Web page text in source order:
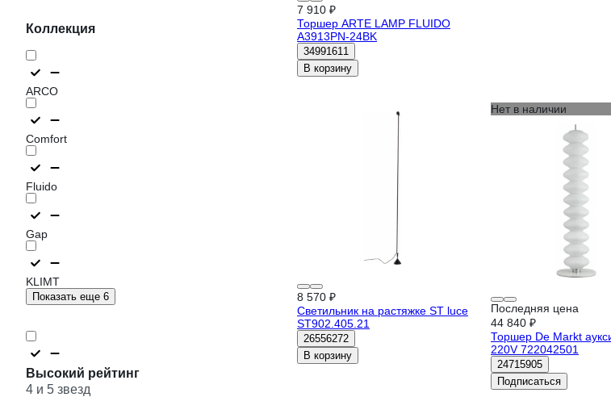
Коллекция
ARCO
Comfort
Fluido
Gap
KLIMT
Показать еще 6
Высокий рейтинг
4 и 5 звезд
7 910 ₽
Торшер ARTE LAMP FLUIDO
A3913PN-24BK
34991611
В корзину
8 570 ₽
Светильник на растяжке ST luce
ST902.405.21
26556272
В корзину
Нет в наличии
Последняя цена
44 840 ₽
Торшер De Markt
220V 722042501
24715905
Подписаться